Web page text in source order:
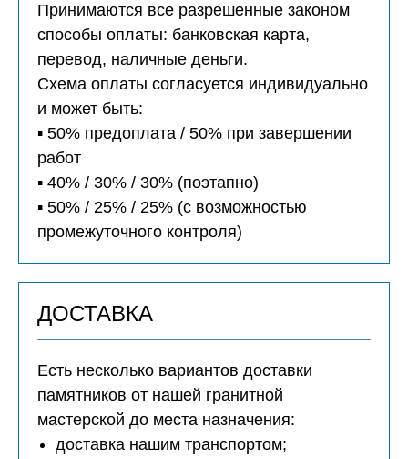
Принимаются все разрешенные законом
способы оплаты: банковская карта,
перевод, наличные деньги.
Схема оплаты согласуется индивидуально
и может быть:
▪️ 50% предоплата / 50% при завершении
работ
▪️ 40% / 30% / 30% (поэтапно)
▪️ 50% / 25% / 25% (с возможностью
промежуточного контроля)
ДОСТАВКА
Есть несколько вариантов доставки
памятников от нашей гранитной
мастерской до места назначения:
доставка нашим транспортом;